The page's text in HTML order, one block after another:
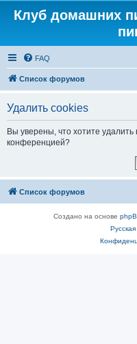
Клуб домашних
FAQ
Список форумов
Удалить cookies
Вы уверены, что хотите
конференцией?
Список форумов
Создано на основе